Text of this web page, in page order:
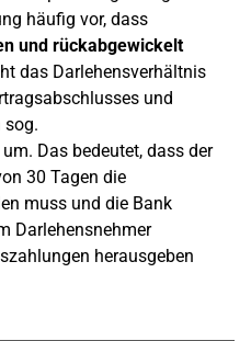
häufig vor, dass
und rückabgewickelt
das Darlehensverhältnis
und
sog.
Das bedeutet, dass der
30 Tagen die
muss und die Bank
Darlehensnehmer
herausgeben